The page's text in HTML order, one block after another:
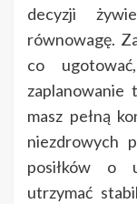
decyzji
równowagę.
co
zaplanowanie
masz pełną
niezdrowych
posiłków o
utrzymać